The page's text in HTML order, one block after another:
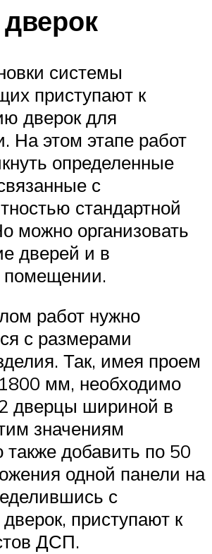
системы
приступают к
дверок для
На этом этапе работ
определенные
с
стандартной
можно организовать
дверей и в
работ нужно
с размерами
Так, имея проем
мм, необходимо
2 дверцы шириной в
значениям
также добавить по 50
одной панели на
с
приступают к
ДСП.